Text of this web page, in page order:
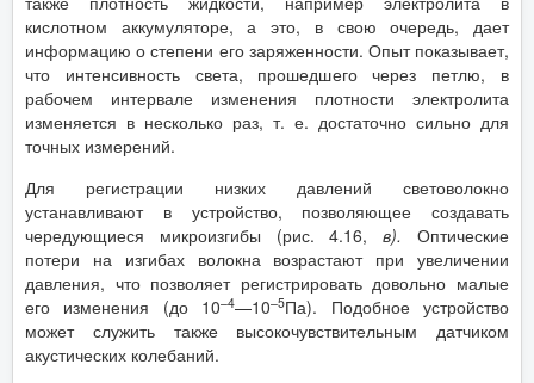
кислотном аккумуляторе, а это, в свою очередь, дает
информацию о степени его заряженности. Опыт показывает,
что интенсивность света, прошедшего через петлю, в
рабочем интервале изменения плотности электролита
изменяется в несколько раз, т. е. достаточно сильно для
точных измерений.
Для регистрации низких давлений световолокно
устанавливают в устройство, позволяющее создавать
чередующиеся микроизгибы (рис. 4.16,в).Оптические
потери на изгибах волокна возрастают при увеличении
давления, что позволяет регистрировать довольно малые
его изменения (до 10–4—10–5Па). Подобное устройство
может служить также высокочувствительным датчиком
акустических колебаний.